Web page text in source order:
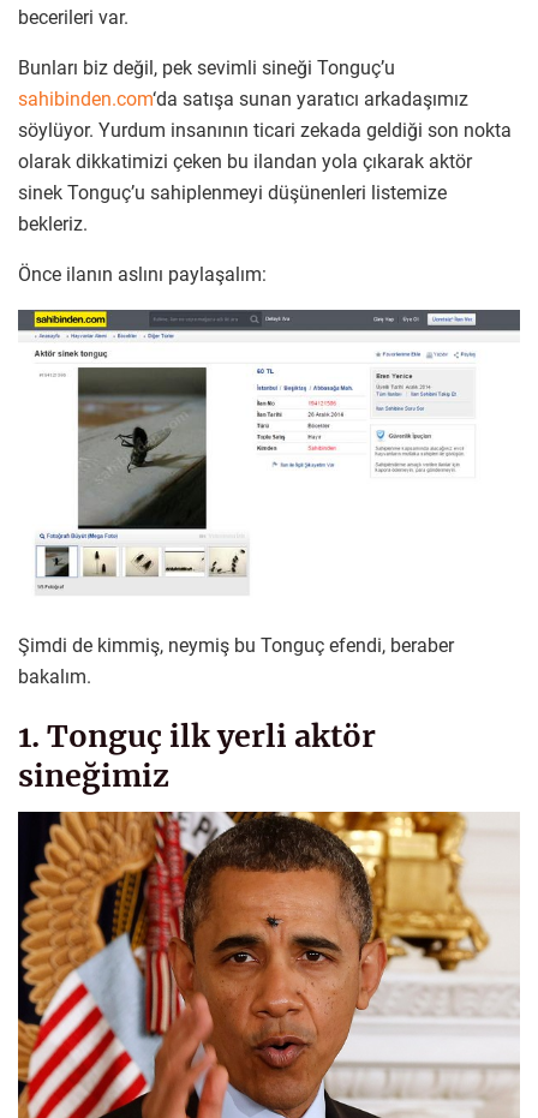
becerileri var.
Bunları biz değil, pek sevimli sineği Tonguç’u
sahibinden.com‘da satışa sunan yaratıcı arkadaşımız
söylüyor. Yurdum insanının ticari zekada geldiği son nokta
olarak dikkatimizi çeken bu ilandan yola çıkarak aktör
sinek Tonguç’u sahiplenmeyi düşünenleri listemize
bekleriz.
Önce ilanın aslını paylaşalım:
Şimdi de kimmiş, neymiş bu Tonguç efendi, beraber
bakalım.
1. Tonguç ilk yerli aktör
sineğimiz